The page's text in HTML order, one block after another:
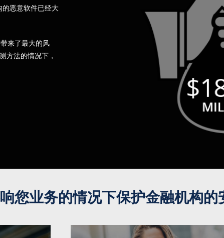
的恶意软件已经大
来了最大的风
方法的情况下，
您业务的情况下保护金融机构的